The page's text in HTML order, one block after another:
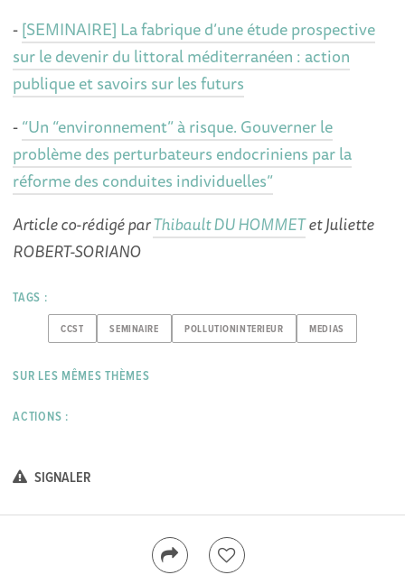
-[SEMINAIRE] La fabrique d’une étude prospective
sur le devenir du littoral méditerranéen : action
publique et savoirs sur les futurs
-“Un “environnement” à risque. Gouverner le
problème des perturbateurs endocriniens par la
réforme des conduites individuelles”
Article co-rédigé parThibault DU HOMMETet Juliette
ROBERT-SORIANO
TAGS :
CCST SEMINAIRE POLLUTIONINTERIEUR MEDIAS
SUR LES MÊMES THÈMES
ACTIONS :
SIGNALER